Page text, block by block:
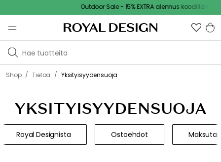
Outdoor Sale - 15% EXTRA alennus koodilla
Shop / Tietoa / Yksityisyydensuoja
YKSITYISYYDENSUOJA
Royal Designista Ostoehdot